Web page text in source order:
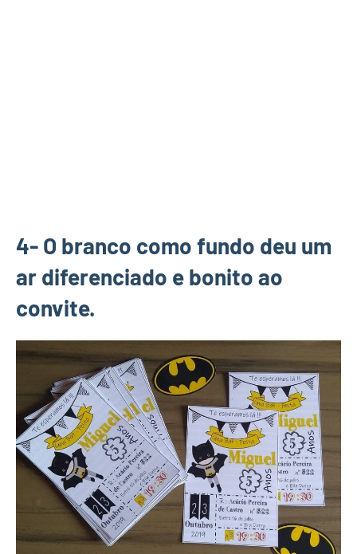
4- O branco como fundo deu um
ar diferenciado e bonito ao
convite.